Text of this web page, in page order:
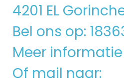
4201 EL
Bel ons op:
Meer
Of mail naar: